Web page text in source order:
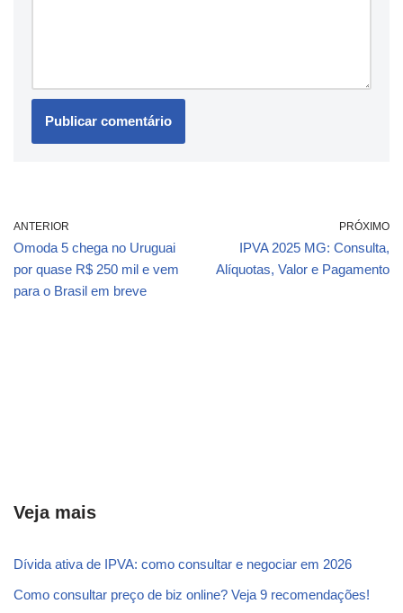
ANTERIOR
Omoda 5 chega no Uruguai
por quase R$ 250 mil e vem
para o Brasil em breve
PRÓXIMO
IPVA 2025 MG: Consulta,
Alíquotas, Valor e Pagamento
Veja mais
Dívida ativa de IPVA: como consultar e negociar em 2026
Como consultar preço de biz online? Veja 9 recomendações!